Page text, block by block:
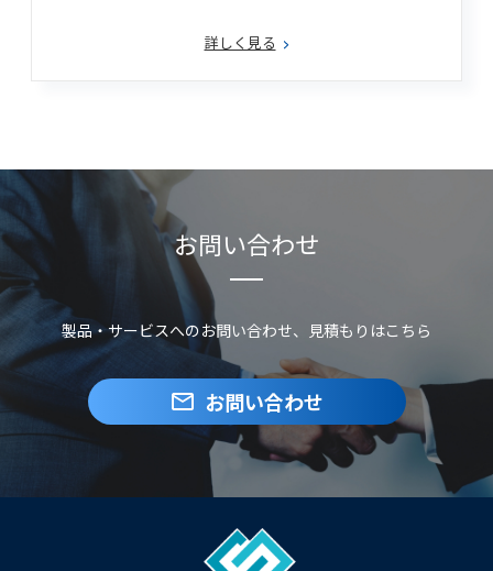
詳しく見る
お問い合わせ
製品・サービスへのお問い合わせ、見積もりはこちら
mail お問い合わせ